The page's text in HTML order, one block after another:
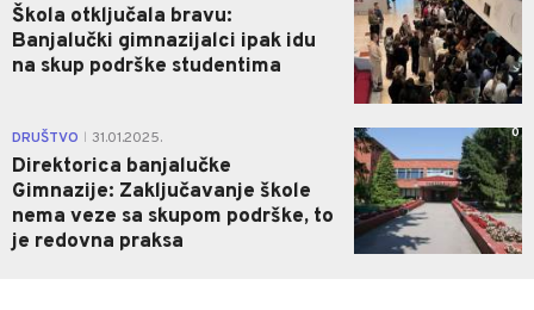
Škola otključala bravu:
Banjalučki gimnazijalci ipak idu
na skup podrške studentima
DRUŠTVO 31.01.2025.
Direktorica banjalučke
Gimnazije: Zaključavanje škole
nema veze sa skupom podrške, to
je redovna praksa
0